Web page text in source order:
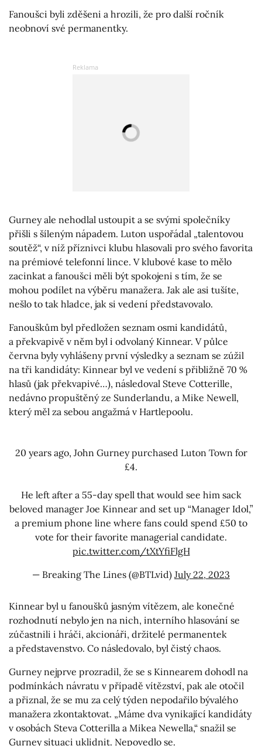
Fanoušci byli zděšeni a hrozili, že pro další ročník
neobnoví své permanentky.
Gurney ale nehodlal ustoupit a se svými společníky
přišli s šíleným nápadem. Luton uspořádal „talentovou
soutěž“, v níž příznivci klubu hlasovali pro svého favorita
na prémiové telefonní lince. V klubové kase to mělo
zacinkat a fanoušci měli být spokojeni s tím, že se
mohou podílet na výběru manažera. Jak ale asi tušíte,
nešlo to tak hladce, jak si vedení představovalo.
Fanouškům byl předložen seznam osmi kandidátů,
a překvapivě v něm byl i odvolaný Kinnear. V půlce
června byly vyhlášeny první výsledky a seznam se zúžil
na tři kandidáty: Kinnear byl ve vedení s přibližně 70 %
hlasů (jak překvapivé…), následoval Steve Cotterille,
nedávno propuštěný ze Sunderlandu, a Mike Newell,
který měl za sebou angažmá v Hartlepoolu.
20 years ago, John Gurney purchased Luton Town for
£4.
He left after a 55-day spell that would see him sack
beloved manager Joe Kinnear and set up “Manager Idol,”
a premium phone line where fans could spend £50 to
vote for their favorite managerial candidate.
pic.twitter.com/tXtYfiFlgH
— Breaking The Lines (@BTLvid) July 22, 2023
Kinnear byl u fanoušků jasným vítězem, ale konečné
rozhodnutí nebylo jen na nich, interního hlasování se
zúčastnili i hráči, akcionáři, držitelé permanentek
a představenstvo. Co následovalo, byl čistý chaos.
Gurney nejprve prozradil, že se s Kinnearem dohodl na
podmínkách návratu v případě vítězství, pak ale otočil
a přiznal, že se mu za celý týden nepodařilo bývalého
manažera zkontaktovat. „Máme dva vynikající kandidáty
v osobách Steva Cotterilla a Mikea Newella,“ snažil se
Gurney situaci uklidnit. Nepovedlo se.